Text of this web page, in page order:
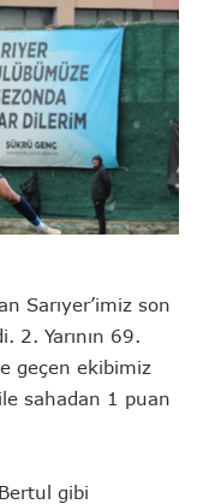
Sarıyer’imiz son
2. Yarının 69.
geçen ekibimiz
sahadan 1 puan
gibi